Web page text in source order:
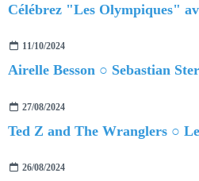
Célébrez "Les Olympiques"
11/10/2024
Airelle Besson ○ Sebastian
27/08/2024
Ted Z and The Wranglers ○
26/08/2024